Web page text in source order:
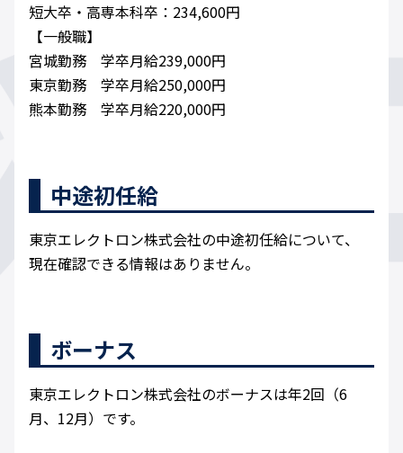
短大卒・高専本科卒：234,600円
【一般職】
宮城勤務 学卒月給239,000円
東京勤務 学卒月給250,000円
熊本勤務 学卒月給220,000​円
中途初任給
東京エレクトロン株式会社の中途初任給について、
現在確認できる情報はありません。
ボーナス
東京エレクトロン株式会社のボーナスは年2回（6
月、12月）です。